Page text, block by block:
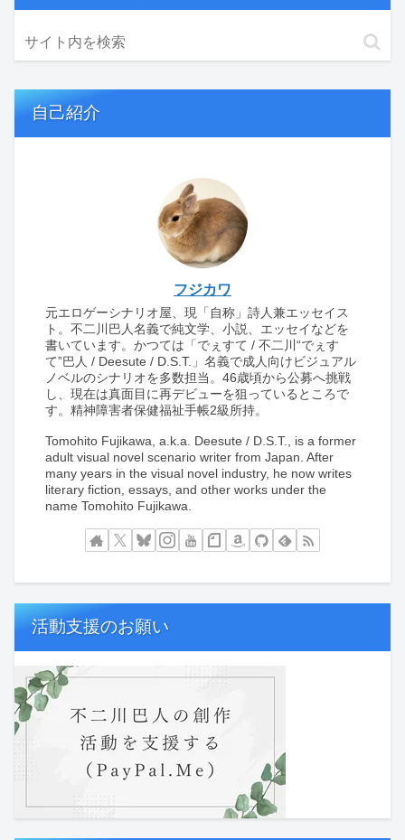
自己紹介
フジカワ
元エロゲーシナリオ屋、現「自称」詩人兼エッセイス
ト。不二川巴人名義で純文学、小説、エッセイなどを
書いています。かつては「でぇすて / 不二川“でぇす
て”巴人 / Deesute / D.S.T.」名義で成人向けビジュアル
ノベルのシナリオを多数担当。46歳頃から公募へ挑戦
し、現在は真面目に再デビューを狙っているところで
す。精神障害者保健福祉手帳2級所持。
Tomohito Fujikawa, a.k.a. Deesute / D.S.T., is a former
adult visual novel scenario writer from Japan. After
many years in the visual novel industry, he now writes
literary fiction, essays, and other works under the
name Tomohito Fujikawa.
活動支援のお願い